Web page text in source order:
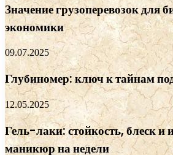
Значение грузоперевозок для
экономики
09.07.2025
Глубиномер: ключ к тайнам
12.05.2025
Гель-лаки: стойкость, блеск и
маникюр на недели